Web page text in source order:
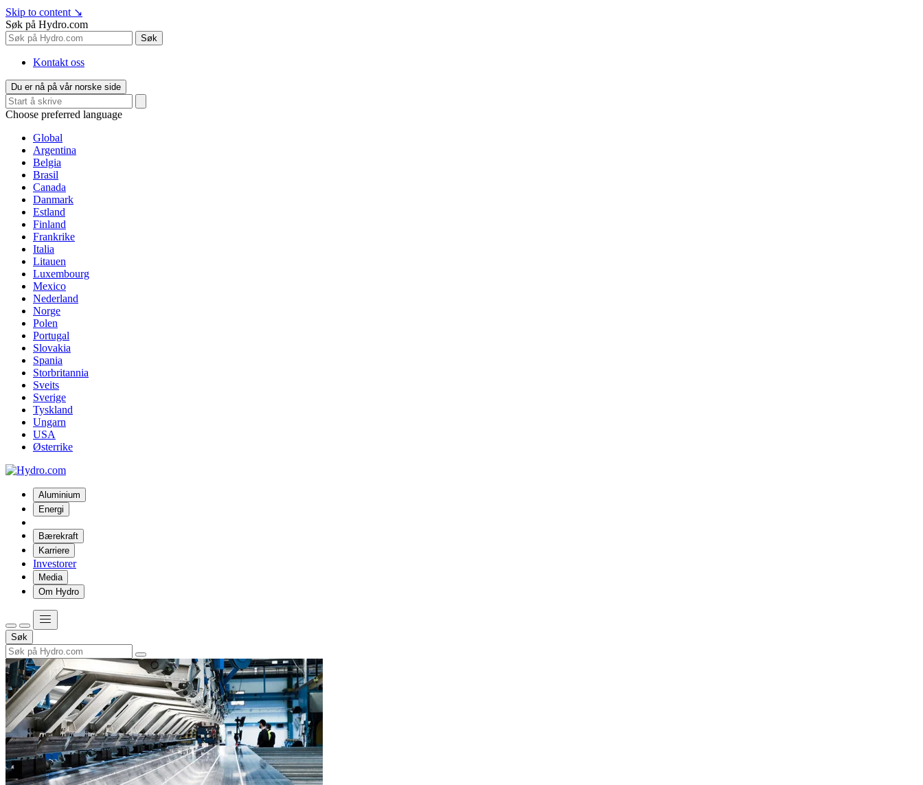
Skip to content ↘
Søk på Hydro.com
Søk
Kontakt oss
Du er nå på vår norske side
Choose preferred language
Global
Argentina
Belgia
Brasil
Canada
Danmark
Estland
Finland
Frankrike
Italia
Litauen
Luxembourg
Mexico
Nederland
Norge
Polen
Portugal
Slovakia
Spania
Storbritannia
Sveits
Sverige
Tyskland
Ungarn
USA
Østerrike
Aluminium
Energi
Bærekraft
Karriere
Investorer
Media
Om Hydro
Søk